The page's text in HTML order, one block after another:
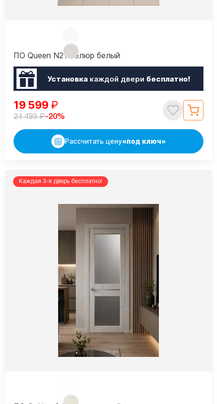
ПО Queen N21 Велюр белый
Установкакаждой двери бесплатно!
19 599 ₽
24 499₽-20%
Рассчитать цену«под ключ»
Каждая 3-я дверь бесплатно!